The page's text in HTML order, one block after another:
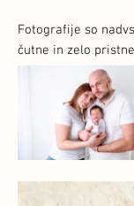
Fotografije so
čutne in zelo